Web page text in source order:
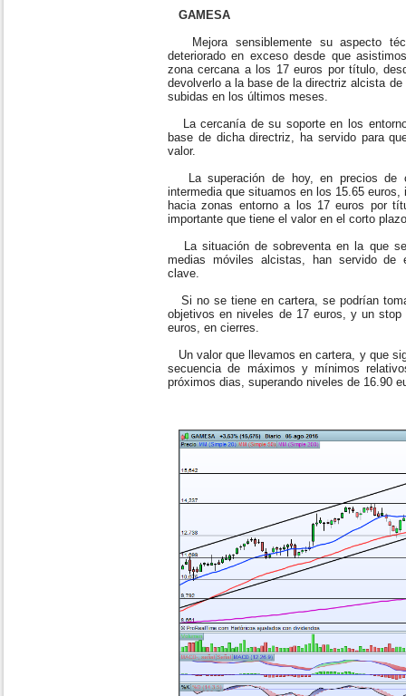
GAMESA
Mejora sensiblemente su aspecto
deteriorado en exceso desde que
zona cercana a los 17 euros por título,
devolverlo a la base de la directriz alcista
subidas en los últimos meses.
La cercanía de su soporte en los
base de dicha directriz, ha servido para
valor.
La superación de hoy, en precios de
intermedia que situamos en los 15.65
hacia zonas entorno a los 17 euros por
importante que tiene el valor en el corto
La situación de sobreventa en la que
medias móviles alcistas, han servido de
clave.
Si no se tiene en cartera, se podrían
objetivos en niveles de 17 euros, y un
euros, en cierres.
Un valor que llevamos en cartera, y que
secuencia de máximos y mínimos
próximos dias, superando niveles de 16.90